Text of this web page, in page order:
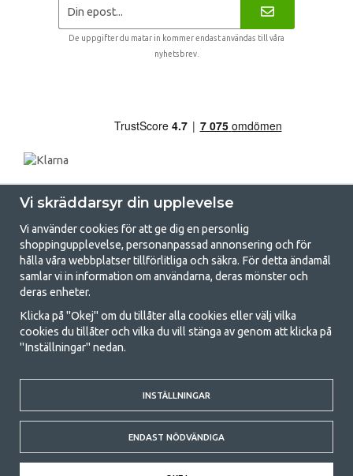
De uppgifter du matar in kommer endast användas till våra
nyhetsbrev.
GetCamping.se - Din butik för camping
och uteliv
Att campa kan antingen vara en livsstil eller ett sätt att samla familjen
för ett gemensamt äventyr. Oavsett vilken kategori du tillhör hittar du
med att campa så därför erbjuder vi riktigt bra priser på familjetält,
husvagnstält och all annan utrustning för camping och friluftsliv. Vårt
mål är att i varje priskategori erbjuda den bästa campingutrustningen
gällande kvalitet och funktionalitet. Ta gärna kontakt med oss om det
är något du saknar eller vill veta mer om.
© 2020 GetCamping. All rights reserved.
Vi skräddarsyr din upplevelse
Vi använder cookies för att ge dig en personlig
shoppingupplevelse, personanpassad annonsering och för
hålla våra webbplatser tillförlitliga och säkra. För detta ändamål
samlar vi in information om användarna, deras mönster och
deras enheter.
Klicka på "Okej" om du tillåter alla cookies eller välj vilka
cookies du tillåter och vilka du vill stänga av genom att klicka på
"Inställningar" nedan.
INSTÄLLNINGAR
ENDAST NÖDVÄNDIGA